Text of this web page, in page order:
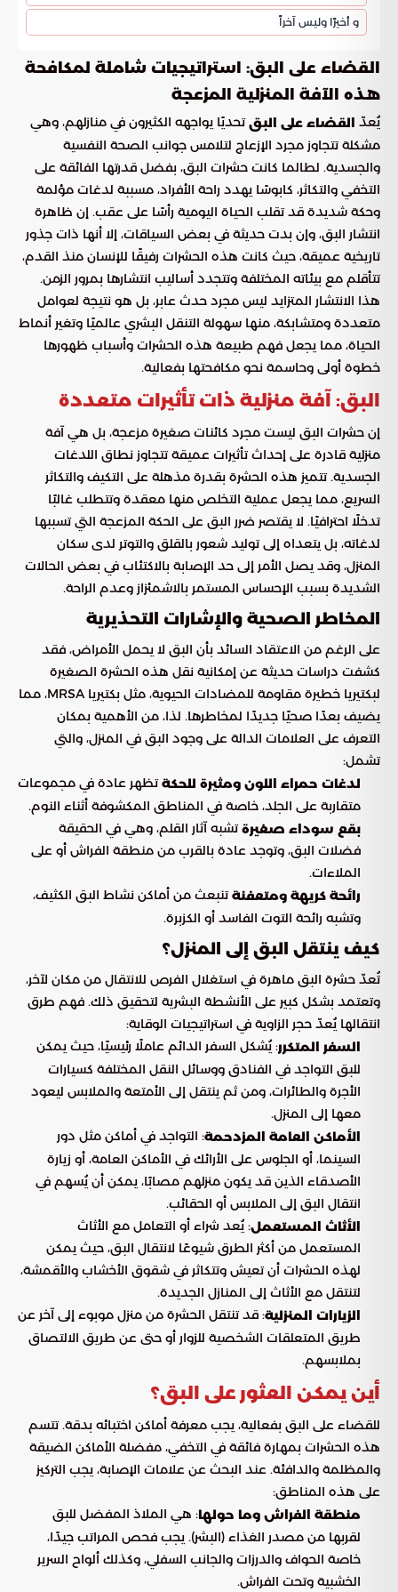
و أخيرًا وليس آخراً
القضاء على البق: استراتيجيات شاملة لمكافحة
هذه الآفة المنزلية المزعجة
يُعدّ القضاء على البقتحديًا يواجهه الكثيرون في منازلهم، وهي
مشكلة تتجاوز مجرد الإزعاج لتلامس جوانب الصحة النفسية
والجسدية. لطالما كانت حشرات البق، بفضل قدرتها الفائقة على
التخفي والتكاثر، كابوسًا يهدد راحة الأفراد، مسببة لدغات مؤلمة
وحكة شديدة قد تقلب الحياة اليومية رأسًا على عقب. إن ظاهرة
انتشار البق، وإن بدت حديثة في بعض السياقات، إلا أنها ذات جذور
تاريخية عميقة، حيث كانت هذه الحشرات رفيقًا للإنسان منذ القدم،
تتأقلم مع بيئاته المختلفة وتتجدد أساليب انتشارها بمرور الزمن.
هذا الانتشار المتزايد ليس مجرد حدث عابر، بل هو نتيجة لعوامل
متعددة ومتشابكة، منها سهولة التنقل البشري عالميًا وتغير أنماط
الحياة، مما يجعل فهم طبيعة هذه الحشرات وأسباب ظهورها
خطوة أولى وحاسمة نحو مكافحتها بفعالية.
البق: آفة منزلية ذات تأثيرات متعددة
إن حشرات البق ليست مجرد كائنات صغيرة مزعجة، بل هي آفة
منزلية قادرة على إحداث تأثيرات عميقة تتجاوز نطاق اللدغات
الجسدية. تتميز هذه الحشرة بقدرة مذهلة على التكيف والتكاثر
السريع، مما يجعل عملية التخلص منها معقدة وتتطلب غالبًا
تدخلًا احترافيًا. لا يقتصر ضرر البق على الحكة المزعجة التي تسببها
لدغاته، بل يتعداه إلى توليد شعور بالقلق والتوتر لدى سكان
المنزل، وقد يصل الأمر إلى حد الإصابة بالاكتئاب في بعض الحالات
الشديدة بسبب الإحساس المستمر بالاشمئزاز وعدم الراحة.
المخاطر الصحية والإشارات التحذيرية
على الرغم من الاعتقاد السائد بأن البق لا يحمل الأمراض، فقد
كشفت دراسات حديثة عن إمكانية نقل هذه الحشرة الصغيرة
لبكتيريا خطيرة مقاومة للمضادات الحيوية، مثل بكتيريا MRSA، مما
يضيف بعدًا صحيًا جديدًا لمخاطرها. لذا، من الأهمية بمكان
التعرف على العلامات الدالة على وجود البق في المنزل، والتي
تشمل:
لدغات حمراء اللون ومثيرة للحكةتظهر عادة في مجموعات
متقاربة على الجلد، خاصة في المناطق المكشوفة أثناء النوم.
بقع سوداء صغيرةتشبه آثار القلم، وهي في الحقيقة
فضلات البق، وتوجد عادة بالقرب من منطقة الفراش أو على
الملاءات.
رائحة كريهة ومتعفنةتنبعث من أماكن نشاط البق الكثيف،
وتشبه رائحة التوت الفاسد أو الكزبرة.
كيف ينتقل البق إلى المنزل؟
تُعدّ حشرة البق ماهرة في استغلال الفرص للانتقال من مكان لآخر،
وتعتمد بشكل كبير على الأنشطة البشرية لتحقيق ذلك. فهم طرق
انتقالها يُعدّ حجر الزاوية في استراتيجيات الوقاية:
السفر المتكرر: يُشكل السفر الدائم عاملًا رئيسيًا، حيث يمكن
للبق التواجد في الفنادق ووسائل النقل المختلفة كسيارات
الأجرة والطائرات، ومن ثم ينتقل إلى الأمتعة والملابس ليعود
معها إلى المنزل.
الأماكن العامة المزدحمة: التواجد في أماكن مثل دور
السينما، أو الجلوس على الأرائك في الأماكن العامة، أو زيارة
الأصدقاء الذين قد يكون منزلهم مصابًا، يمكن أن يُسهم في
انتقال البق إلى الملابس أو الحقائب.
الأثاث المستعمل: يُعد شراء أو التعامل مع الأثاث
المستعمل من أكثر الطرق شيوعًا لانتقال البق، حيث يمكن
لهذه الحشرات أن تعيش وتتكاثر في شقوق الأخشاب والأقمشة،
لتنتقل مع الأثاث إلى المنازل الجديدة.
الزيارات المنزلية: قد تنتقل الحشرة من منزل موبوء إلى آخر عن
طريق المتعلقات الشخصية للزوار أو حتى عن طريق الالتصاق
بملابسهم.
أين يمكن العثور على البق؟
للقضاء على البق بفعالية، يجب معرفة أماكن اختبائه بدقة. تتسم
هذه الحشرات بمهارة فائقة في التخفي، مفضلة الأماكن الضيقة
والمظلمة والدافئة. عند البحث عن علامات الإصابة، يجب التركيز
على هذه المناطق:
منطقة الفراش وما حولها: هي الملاذ المفضل للبق
لقربها من مصدر الغذاء (البشر). يجب فحص المراتب جيدًا،
خاصة الحواف والدرزات والجانب السفلي، وكذلك ألواح السرير
الخشبية وتحت الفراش.